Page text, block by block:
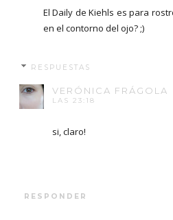
El Daily de Kiehls es para
en el contorno del ojo? ;)
RESPUESTAS
VERÓNICA FRÁGOLA
LAS 23:18
si, claro!
RESPONDER